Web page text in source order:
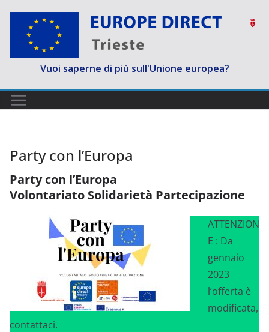
contenuto
Vuoi saperne di più sull'Unione europea?
Party con l’Europa
Party con l’Europa
Volontariato Solidarietà Partecipazione
ATTENZION
E : Da
gennaio
2023
l’offerta è
modificata,
contattaci.